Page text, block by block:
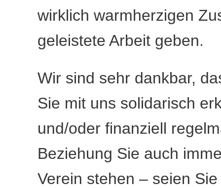
wirklich warmherzigen
geleistete Arbeit geben.
Wir sind sehr dankbar,
Sie mit uns solidarisch
und/oder finanziell
Beziehung Sie auch
Verein stehen – seien